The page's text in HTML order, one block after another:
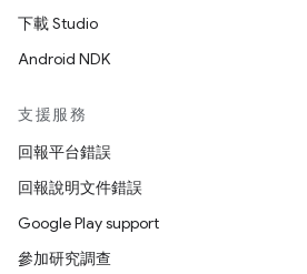
下載 Studio
Android NDK
支援服務
回報平台錯誤
回報說明文件錯誤
Google Play support
參加研究調查